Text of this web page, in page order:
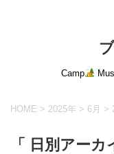
Camp
HOME > 2025年 > 6月 >
「 日別アーカ